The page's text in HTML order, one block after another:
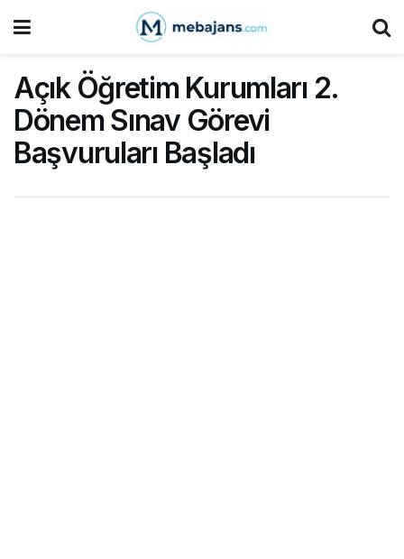
Açık Öğretim Kurumları 2.
Dönem Sınav Görevi
Başvuruları Başladı